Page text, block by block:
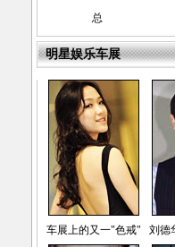
总
明星娱乐车展
车展上的又一"色戒" 刘德